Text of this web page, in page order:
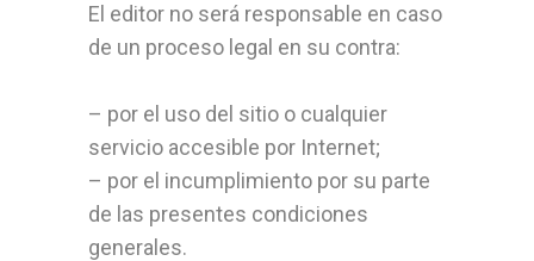
El editor no será responsable en caso
de un proceso legal en su contra:
– por el uso del sitio o cualquier
servicio accesible por Internet;
– por el incumplimiento por su parte
de las presentes condiciones
generales.